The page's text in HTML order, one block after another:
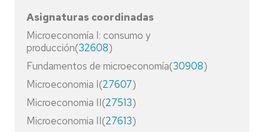
Asignaturas coordinadas
Microeconomía I: consumo y
producción(32608)
Fundamentos de microeconomía(30908)
Microeconomia I(27607)
Microeconomia II(27513)
Microeconomia II(27613)